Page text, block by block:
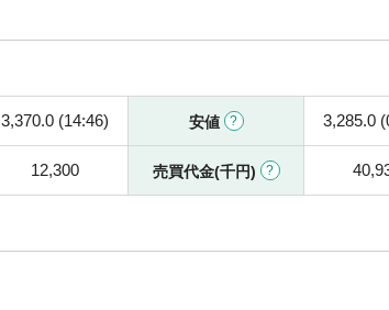
3,370.0 (14:46) 安値 3,285.0
12,300 売買代金(千円)